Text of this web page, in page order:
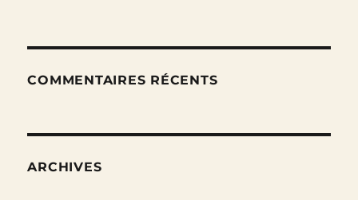
COMMENTAIRES RÉCENTS
ARCHIVES